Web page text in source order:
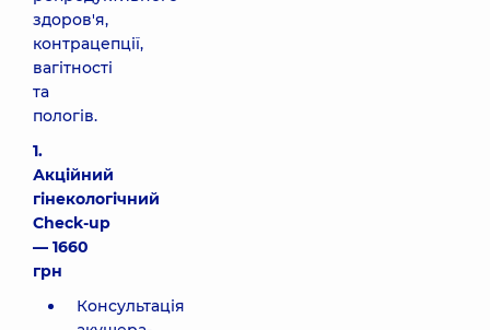
здоров'я,
контрацепції,
вагітності
та
пологів.
1.
Акційний
гінекологічний
Check-up
— 1660
грн
Консультація